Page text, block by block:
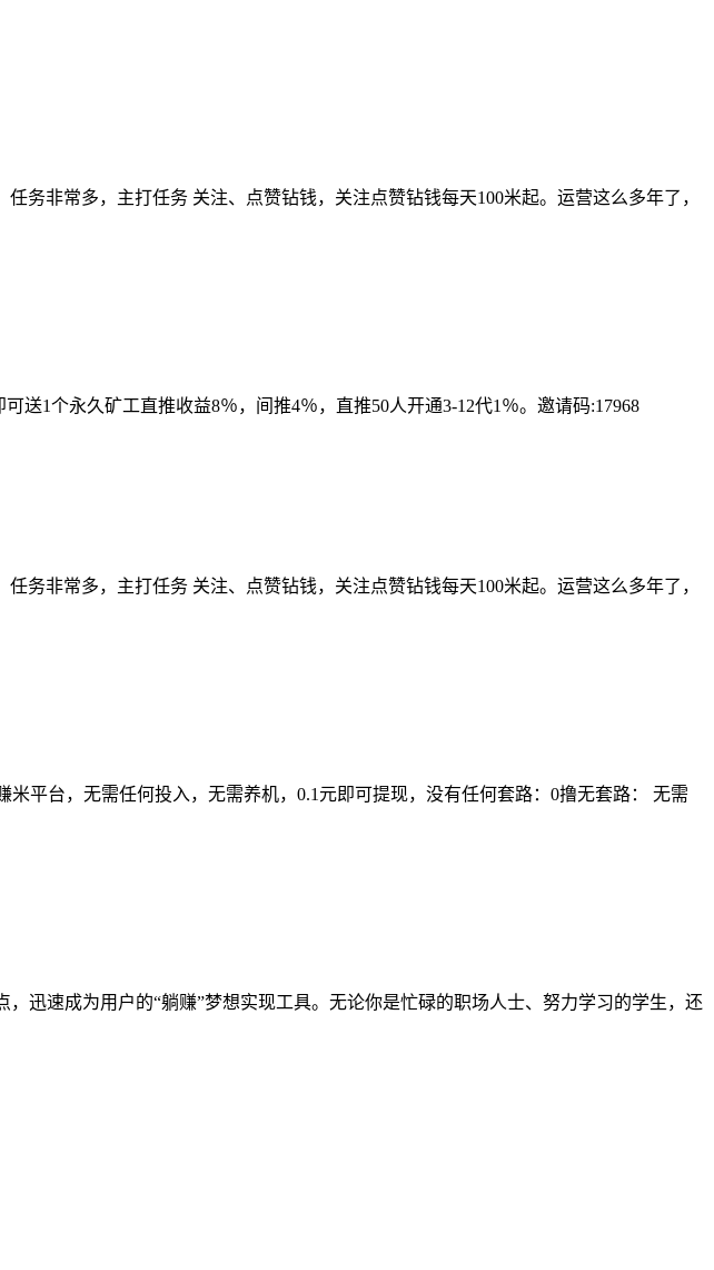
非常多，主打任务 关注、点赞钻钱，关注点赞钻钱每天100米起。运营这么多年了，
1个永久矿工直推收益8％，间推4％，直推50人开通3-12代1％。邀请码:17968
非常多，主打任务 关注、点赞钻钱，关注点赞钻钱每天100米起。运营这么多年了，
平台，无需任何投入，无需养机，0.1元即可提现，没有任何套路：0撸无套路： 无需
迅速成为用户的“躺赚”梦想实现工具。无论你是忙碌的职场人士、努力学习的学生，还